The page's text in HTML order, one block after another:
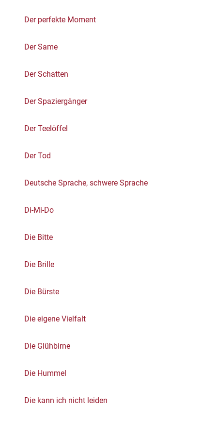
Der perfekte Moment
Der Same
Der Schatten
Der Spaziergänger
Der Teelöffel
Der Tod
Deutsche Sprache, schwere Sprache
Di-Mi-Do
Die Bitte
Die Brille
Die Bürste
Die eigene Vielfalt
Die Glühbirne
Die Hummel
Die kann ich nicht leiden